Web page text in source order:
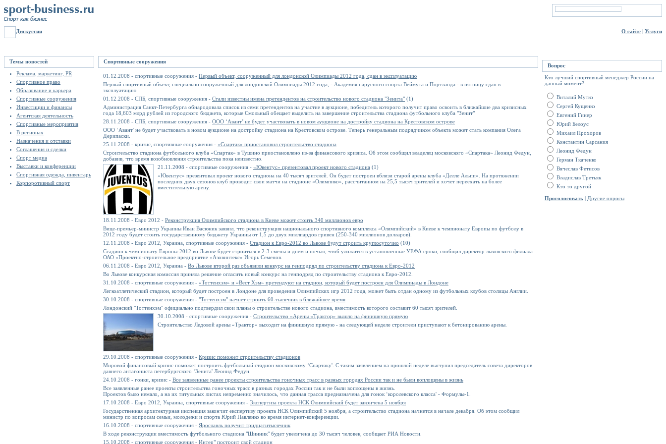
Дискуссии О сайте | Услуги
Темы новостей
Реклама, маркетинг, PR
Спортивное право
Образование и карьера
Спортивные сооружения
Инвестиции и финансы
Агентская деятельность
Спортивные мероприятия
В регионах
Назначения и отставки
Соглашения и сделки
Спорт медиа
Выставки и конференции
Спортивная одежда, инвентарь
Корпоротивный спорт
Спортивные сооружения
01.12.2008 - спортивные сооружения - Первый объект, сооруженный для лондонской Олимпиады 2012 года, сдан в эксплуатацию
Первый спортивный объект, специально сооруженный для лондонской Олимпиады 2012 года, - Академия парусного спорта Веймута и Портланда - в пятницу сдан в
эксплуатацию
01.12.2008 - СПБ, спортивные сооружения - Стали известны имена претендентов на строительство нового стадиона "Зенита" (1)
Администрация Санкт-Петербурга обнародовала список из семи претендентов на участие в аукционе, победитель которого получит право освоить в ближайшие два кризисных
года 18,603 млрд рублей из городского бюджета, которые Смольный обещает выделить на завершение строительства стадиона футбольного клуба "Зенит"
28.11.2008 - СПБ, спортивные сооружения - ООО ‘Авант’ не будет участвовать в новом аукционе на достройку стадиона на Крестовском острове
ООО ‘Авант' не будет участвовать в новом аукционе на достройку стадиона на Крестовском острове. Теперь генеральным подрядчиком объекта может стать компания Олега
Дерипаски.
25.11.2008 - кризис, спортивные сооружения - «Спартак» приостановил строительство стадиона
Строительство стадиона футбольного клуба «Спартак» в Тушино приостановлено из-за финансового кризиса. Об этом сообщил владелец московского «Спартака» Леонид Федун,
добавив, что время возобновления строительства пока неизвестно.
21.11.2008 - спортивные сооружения - «Ювентус» презентовал проект нового стадиона (1)
«Ювентус» презентовал проект нового стадиона на 40 тысяч зрителей. Он будет построен вблизи старой арены клуба «Делле Альпи». На протяжении
последних двух сезонов клуб проводит свои матчи на стадионе «Олимпико», рассчитанном на 25,5 тысяч зрителей и хочет переехать на более
вместительную арену.
18.11.2008 - Евро 2012 - Реконструкция Олимпийского стадиона в Киеве может стоить 340 миллионов евро
Вице-премьер-министр Украины Иван Васюник заявил, что реконструкция национального спортивного комплекса «Олимпийский» в Киеве к чемпионату Европы по футболу в
2012 году будет стоить государственному бюджету Украины от 1,5 до двух миллиардов гривен (250-340 миллионов долларов).
12.11.2008 - Евро 2012, Украина, спортивные сооружения - Стадион к Евро-2012 во Львове будут строить круглосуточно (10)
Стадион к чемпионату Европы-2012 во Львове будет строиться в 2-3 смены и днем и ночью, чтоб уложится в установленные УЕФА сроки, сообщил директор львовского филиала
ОАО «Проектно-строительное предприятие «Азовинтекс» Игорь Семенов.
06.11.2008 - Евро 2012, Украина - Во Львове второй раз объявили конкурс на генподряд по строительству стадиона к Евро-2012
Во Львове конкурсная комиссия приняла решение огласить новый конкурс на генподряд по строительству стадиона к Евро-2012.
31.10.2008 - спортивные сооружения - «Тоттенхэм» и «Вест Хэм» претендуют на стадион, который будет построен для Олимпиады в Лондоне
Легкоатлетический стадион, который будет построен в Лондоне для проведения Олимпийских игр 2012 года, может быть отдан одному из футбольных клубов столицы Англии.
30.10.2008 - спортивные сооружения - "Тоттенхэм" начнет строить 60-тысячник в ближайшее время
Лондонский "Тоттенхэм" официально подтвердил свои планы о строительстве нового стадиона, вместимость которого составит 60 тысяч зрителей.
30.10.2008 - спортивные сооружения - Строительство «Арены «Трактор» вышло на финишную прямую
Строительство Ледовой арены «Трактор» выходит на финишную прямую - на следующей неделе строители приступают к бетонированию арены.
29.10.2008 - спортивные сооружения - Кризис поможет строительству стадионов
Мировой финансовый кризис поможет построить футбольный стадион московскому ‘Спартаку'. С таким заявлением на прошлой неделе выступил председатель совета директоров
давнего антагониста петербургского ‘Зенита' Леонид Федун.
24.10.2008 - гонки, кризис - Все заявленные ранее проекты строительства гоночных трасс в разных городах России так и не были воплощены в жизнь
Все заявленные ранее проекты строительства гоночных трасс в разных городах России так и не были воплощены в жизнь.
Проектов было немало, а на их титульных листах непременно значилось, что данная трасса предназначена для гонок ‘королевского класса' - Формулы-1.
17.10.2008 - Евро 2012, Украина, спортивные сооружения - Экспертиза проекта НСК Олимпийский будет закончена 5 ноября
Государственная архитектурная инспекция закончит експертизу проекта НСК Олимпийский 5 ноября, а строительство стадиона начнется в начале декабря. Об этом сообщил
министр по вопросам семьи, молодежи и спорта Юрий Павленко во время интернет-конференции.
16.10.2008 - спортивные сооружения - Ярославль получит тридцатитысячник
В ходе реконструкции вместимость футбольного стадиона "Шинник" будет увеличена до 30 тысяч человек, сообщает РИА Новости.
15.10.2008 - спортивные сооружения - Интер" построит свой стадион
Вопрос
Кто лучший спортивный менеджер России на
данный момент?
Виталий Мутко
Сергей Кущенко
Евгений Гинер
Юрий Белоус
Михаил Прохоров
Константин Сарсания
Леонид Федун
Герман Ткаченко
Вячеслав Фетисов
Владислав Третьяк
Кто то другой
Проголосовать | Другие опросы